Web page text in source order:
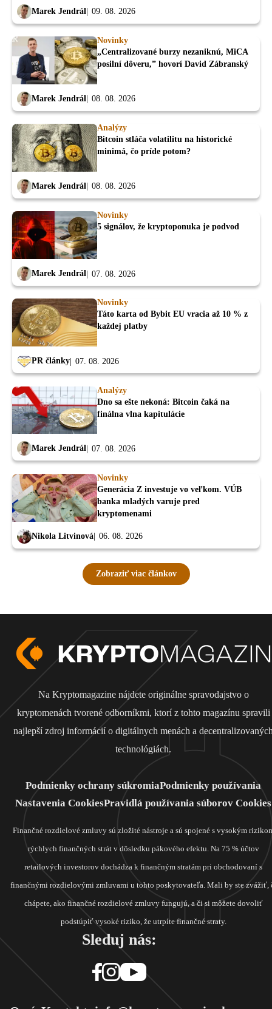
Marek Jendrál 09. 08. 2026
Novinky
„Centralizované burzy nezaniknú, MiCA
posilní dôveru,” hovorí David Zábranský
Marek Jendrál 08. 08. 2026
Analýzy
Bitcoin stláča volatilitu na historické
minimá, čo príde potom?
Marek Jendrál 08. 08. 2026
Novinky
5 signálov, že kryptoponuka je podvod
Marek Jendrál 07. 08. 2026
Novinky
Táto karta od Bybit EU vracia až 10 % z
každej platby
PR články 07. 08. 2026
Analýzy
Dno sa ešte nekoná: Bitcoin čaká na
finálna vlna kapitulácie
Marek Jendrál 07. 08. 2026
Novinky
Generácia Z investuje vo veľkom. VÚB
banka mladých varuje pred
kryptomenami
Nikola Litvinová 06. 08. 2026
Zobraziť viac článkov
Na Kryptomagazine nájdete originálne spravodajstvo o
kryptomenách tvorené odborníkmi, ktorí z tohto magazínu spravili
najlepší zdroj informácií o digitálnych menách a
technológiách.
Podmienky ochrany súkromiaPodmienky používania
Nastavenia CookiesPravidlá používania súborov Cookies
Finančné rozdielové zmluvy sú zložité nástroje a sú spojené s vysokým
rýchlych finančných strát v dôsledku pákového efektu. Na 75 % účtov
retailových investorov dochádza k finančným stratám pri obchodovaní s
finančnými rozdielovými zmluvami u tohto poskytovateľa. Mali by ste zvážiť,
chápete, ako finančné rozdielové zmluvy fungujú, a či si môžete dovoliť
podstúpiť vysoké riziko, že utrpíte finančné straty.
Sleduj nás: